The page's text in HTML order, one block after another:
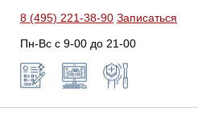
8 (495) 221-38-90 Записаться
Пн-Вс с 9-00 до 21-00